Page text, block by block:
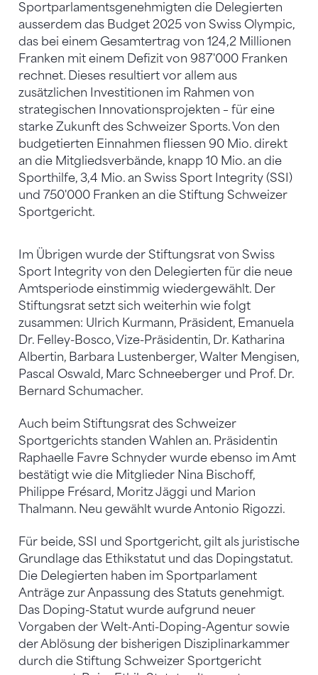
Sportparlamentsgenehmigten die Delegierten
ausserdem das Budget 2025 von Swiss Olympic,
das bei einem Gesamtertrag von 124,2 Millionen
Franken mit einem Defizit von 987'000 Franken
rechnet. Dieses resultiert vor allem aus
zusätzlichen Investitionen im Rahmen von
strategischen Innovationsprojekten – für eine
starke Zukunft des Schweizer Sports. Von den
budgetierten Einnahmen fliessen 90 Mio. direkt
an die Mitgliedsverbände, knapp 10 Mio. an die
Sporthilfe, 3,4 Mio. an Swiss Sport Integrity (SSI)
und 750'000 Franken an die Stiftung Schweizer
Sportgericht.
Im Übrigen wurde der Stiftungsrat von Swiss
Sport Integrity von den Delegierten für die neue
Amtsperiode einstimmig wiedergewählt. Der
Stiftungsrat setzt sich weiterhin wie folgt
zusammen: Ulrich Kurmann, Präsident, Emanuela
Dr. Felley-Bosco, Vize-Präsidentin, Dr. Katharina
Albertin, Barbara Lustenberger, Walter Mengisen,
Pascal Oswald, Marc Schneeberger und Prof. Dr.
Bernard Schumacher.
Auch beim Stiftungsrat des Schweizer
Sportgerichts standen Wahlen an. Präsidentin
Raphaelle Favre Schnyder wurde ebenso im Amt
bestätigt wie die Mitglieder Nina Bischoff,
Philippe Frésard, Moritz Jäggi und Marion
Thalmann. Neu gewählt wurde Antonio Rigozzi.
Für beide, SSI und Sportgericht, gilt als juristische
Grundlage das Ethikstatut und das Dopingstatut.
Die Delegierten haben im Sportparlament
Anträge zur Anpassung des Statuts genehmigt.
Das Doping-Statut wurde aufgrund neuer
Vorgaben der Welt-Anti-Doping-Agentur sowie
der Ablösung der bisherigen Disziplinarkammer
durch die Stiftung Schweizer Sportgericht